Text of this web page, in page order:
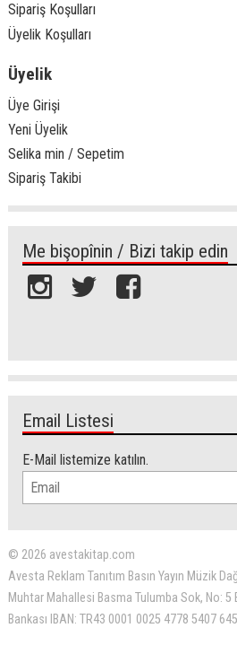
Sipariş Koşulları
Üyelik Koşulları
Üyelik
Üye Girişi
Yeni Üyelik
Selika min / Sepetim
Sipariş Takibi
Me bişopînin / Bizi takip edin
Email Listesi
E-Mail listemize katılın.
© 2026 avestakitap.com
Avesta Reklam Tanıtım Basın Yayın Müzik
Muhtar Mahallesi Basma Tulumba Sok, No:
Bankası IBAN: TR43 0001 0025 4778 5407